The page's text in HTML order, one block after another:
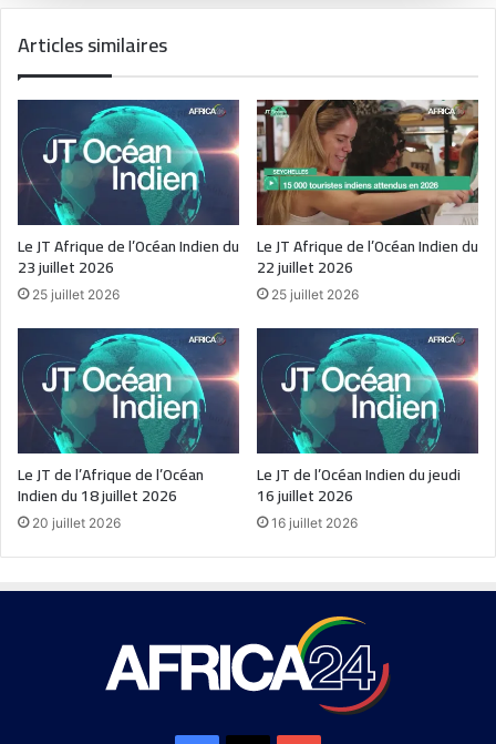
Articles similaires
Le JT Afrique de l’Océan Indien du
23 juillet 2026
25 juillet 2026
Le JT Afrique de l’Océan Indien du
22 juillet 2026
25 juillet 2026
Le JT de l’Afrique de l’Océan
Indien du 18 juillet 2026
20 juillet 2026
Le JT de l’Océan Indien du jeudi
16 juillet 2026
16 juillet 2026